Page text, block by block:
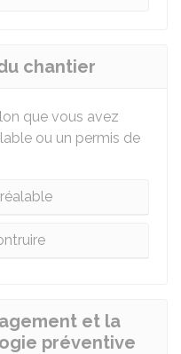
chantier
que vous avez
ou un permis de
et la
préventive